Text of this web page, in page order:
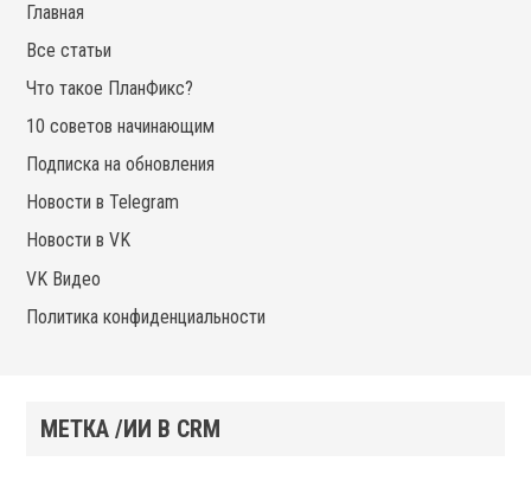
Главная
Все статьи
Что такое ПланФикс?
10 советов начинающим
Подписка на обновления
Новости в Telegram
Новости в VK
VK Видео
Политика конфиденциальности
МЕТКА /ИИ В CRM